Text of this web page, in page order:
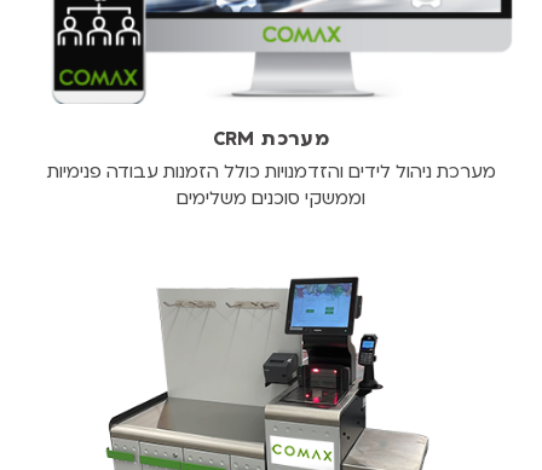
מערכת CRM
מערכת ניהול לידים והזדמנויות כולל הזמנות עבודה פנימיות
וממשקי סוכנים משלימים